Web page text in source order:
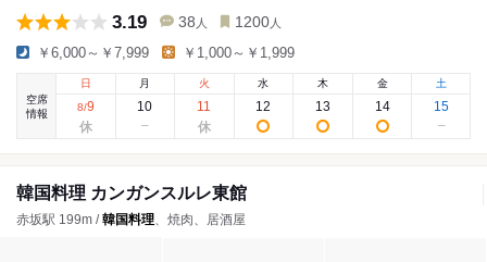
3.19 38 人 1200 人
￥6,000～￥7,999 ￥1,000～￥1,999
空席
情報
日
8/9
月
10
火
11
水
12
木
13
金
14
土
15
韓国料理 カンガンスルレ東館
赤坂駅 199m /韓国料理、焼肉、居酒屋